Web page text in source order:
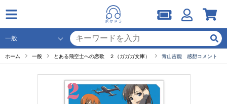
ホーム 一般 とある飛空士への恋歌 ２（ガガガ文庫） 青山吉能 感想コメント